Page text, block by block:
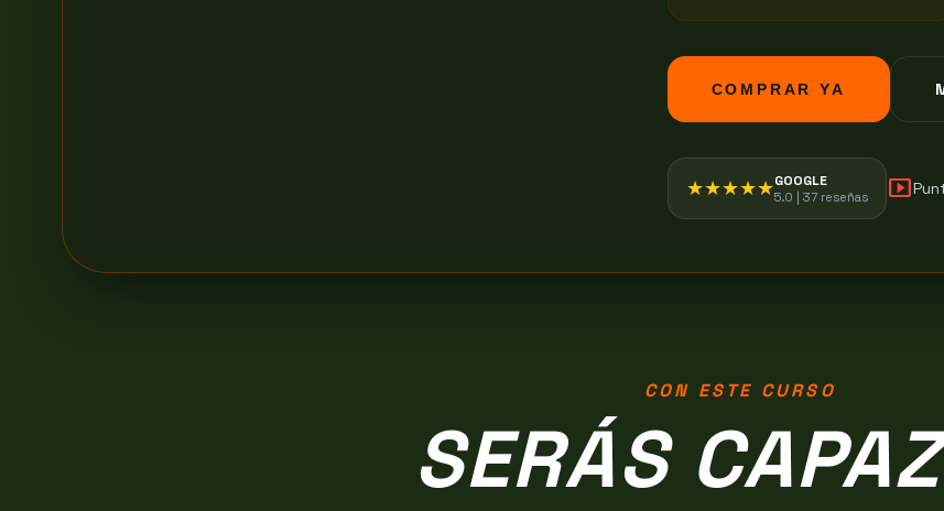
COMPRAR YA
★★★★★GOOGLE
5.0 | 37 reseñas smart_display
CON ESTE CURSO
SERÁS